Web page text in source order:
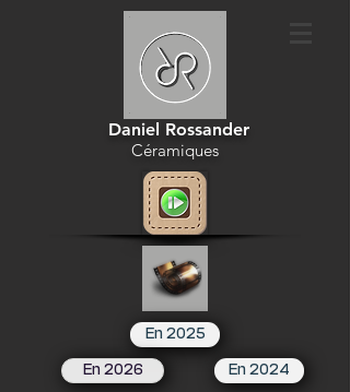
Daniel Rossander
Céramiques
En 2025
En 2026 En 2024